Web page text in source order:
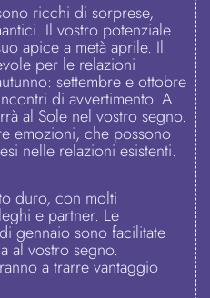
ricchi di sorprese,
Il vostro potenziale
apice a metà aprile. Il
per le relazioni
settembre e ottobre
di avvertimento. A
al Sole nel vostro segno.
emozioni, che possono
nelle relazioni esistenti.
duro, con molti
e partner. Le
gennaio sono facilitate
al vostro segno.
a trarre vantaggio